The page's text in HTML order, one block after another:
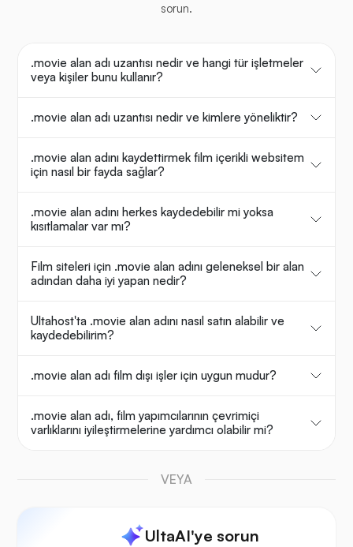
sorun.
.movie alan adı uzantısı nedir ve hangi tür işletmeler
veya kişiler bunu kullanır?
.movie alan adı uzantısı nedir ve kimlere yöneliktir?
.movie alan adını kaydettirmek film içerikli websitem
için nasıl bir fayda sağlar?
.movie alan adını herkes kaydedebilir mi yoksa
kısıtlamalar var mı?
Film siteleri için .movie alan adını geleneksel bir alan
adından daha iyi yapan nedir?
Ultahost'ta .movie alan adını nasıl satın alabilir ve
kaydedebilirim?
.movie alan adı film dışı işler için uygun mudur?
.movie alan adı, film yapımcılarının çevrimiçi
varlıklarını iyileştirmelerine yardımcı olabilir mi?
VEYA
UltaAI'ye sorun